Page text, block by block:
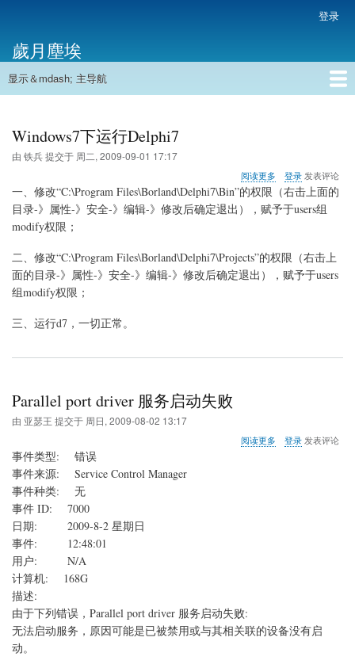
主
内
帐
户
菜
登录
歲月塵埃
主显示＆mdash; 主导航
Windows7下运行Delphi7
由 铁兵提交于 周二, 2009-09-01 17:17
阅读更多
于
Windows7
下
Delphi7
登录发表评论
一、修改“C:\Program Files\Borland\Delphi7\Bin”的权限（右击上面的
目录-》属性-》安全-》编辑-》修改后确定退出），赋予于users组
modify权限；
二、修改“C:\Program Files\Borland\Delphi7\Projects”的权限（右击上
面的目录-》属性-》安全-》编辑-》修改后确定退出），赋予于users
组modify权限；
三、运行d7，一切正常。
Parallel port driver 服务启动失败
由 亚瑟王 提交于 周日, 2009-08-02 13:17
阅读更多 登录发表评论
事件类型: 错误
事件来源: Service Control Manager
事件种类: 无
事件 ID: 7000
日期: 2009-8-2 星期日
事件: 12:48:01
用户: N/A
计算机: 168G
描述:
由于下列错误，Parallel port driver 服务启动失败:
无法启动服务，原因可能是已被禁用或与其相关联的设备没有启
动。